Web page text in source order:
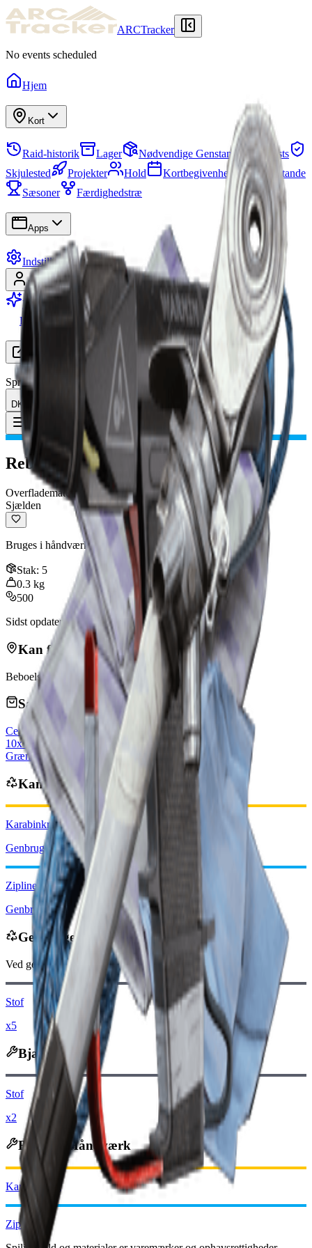
ARCTracker
No events scheduled
Hjem
Kort
Raid-historik Lager Nødvendige Genstande
Quests
Skjulested
Projekter Hold Kortbegivenheder
Genstande
Sæsoner
Færdighedstræ
Apps
Indstillinger
Log ind
Bliv Premium
Leder efter Gruppe
Ressourcer
Sprog
DK Dansk
Toggle Menu Genstand:Reb
Reb
Overflademateriale
Sjælden
Bruges i håndværk. Bruges til at lave: Zipline, Karabinkrog
Stak: 5
0.3 kg
500
Sidst opdateret: Mar 22, 2026
Kan findes i
Beboelse
Sælges af handlende
Celeste vendorLevel
10x Blandede frø
Grænse: 5Genopfyldes dagligt
Kan opnås fra
Karabinkrog
Genbrug: x3
Zipline
Genbrug: x1
Genbruges til
Ved genbrug modtager du -250 mindre Raider-mønter
Stof
x5
Bjærges til
Stof
x2
Bruges i Håndværk
Karabinkrog
Zipline